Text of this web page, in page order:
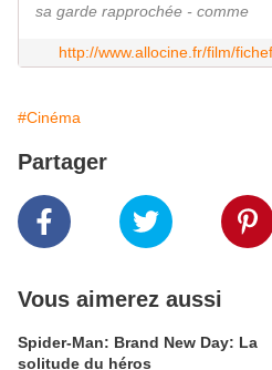
sa garde rapprochée - comme
http://www.allocine.fr/film/
#Cinéma
Partager
Vous aimerez aussi
Spider-Man: Brand New Day: La
solitude du héros